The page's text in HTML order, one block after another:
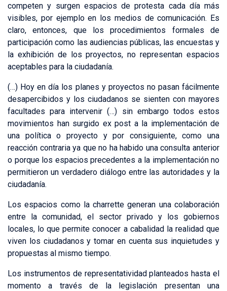
competen y surgen espacios de protesta cada día más
visibles, por ejemplo en los medios de comunicación. Es
claro, entonces, que los procedimientos formales de
participación como las audiencias públicas, las encuestas y
la exhibición de los proyectos, no representan espacios
aceptables para la ciudadanía.
(…) Hoy en día los planes y proyectos no pasan fácilmente
desapercibidos y los ciudadanos se sienten con mayores
facultades para intervenir (…) sin embargo todos estos
movimientos han surgido ex post a la implementación de
una política o proyecto y por consiguiente, como una
reacción contraria ya que no ha habido una consulta anterior
o porque los espacios precedentes a la implementación no
permitieron un verdadero diálogo entre las autoridades y la
ciudadanía.
Los espacios como la charrette generan una colaboración
entre la comunidad, el sector privado y los gobiernos
locales, lo que permite conocer a cabalidad la realidad que
viven los ciudadanos y tomar en cuenta sus inquietudes y
propuestas al mismo tiempo.
Los instrumentos de representatividad planteados hasta el
momento a través de la legislación presentan una